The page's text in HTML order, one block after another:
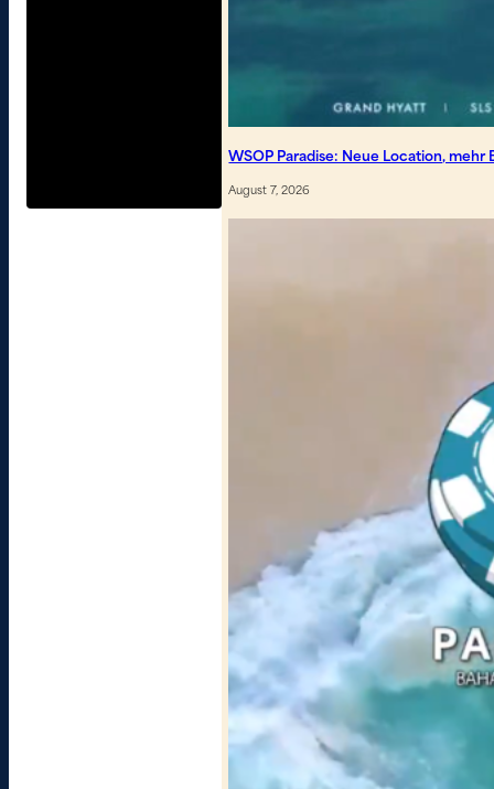
WSOP Paradise: Neue Location, mehr
August 7, 2026